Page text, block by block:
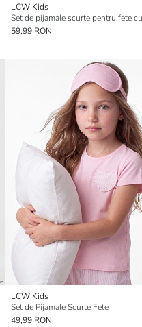
LCW Kids
59,99 RON
LCW Kids
Set de Pijamale Scurte Fete
49,99 RON